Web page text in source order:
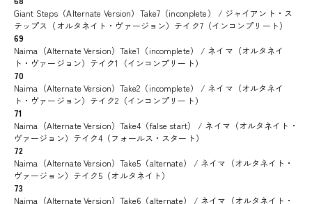
Giant Steps（Alternate Version）Take7（inconplete） / ジャイアント・ス
テップス（オルタネイト・ヴァージョン）テイク7（インコンプリート）
69
Naima（Alternate Version）Take1（incomplete） / ネイマ（オルタネイ
ト・ヴァージョン）テイク1（インコンプリート）
70
Naima（Alternate Version）Take2（incomplete） / ネイマ（オルタネイ
ト・ヴァージョン）テイク2（インコンプリート）
71
Naima（Alternate Version）Take4（false start） / ネイマ（オルタネイト・
ヴァージョン）テイク4（フォールス・スタート）
72
Naima（Alternate Version）Take5（alternate） / ネイマ（オルタネイト・
ヴァージョン）テイク5（オルタネイト）
73
Naima（Alternate Version）Take6（alternate） / ネイマ（オルタネイト・